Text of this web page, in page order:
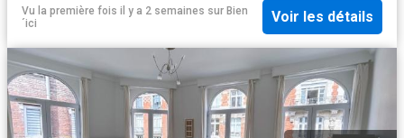
Vu la première fois il y a 2 semaines sur Bien
´ici
Voir les détails